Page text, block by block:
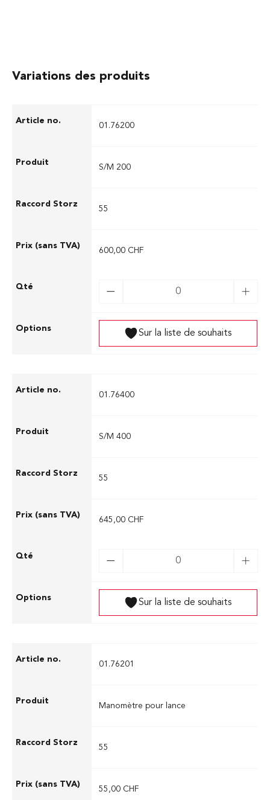
Variations des produits
01.76200
S/M 200
55
600,00 CHF
Sur la liste de souhaits
01.76400
S/M 400
55
645,00 CHF
Sur la liste de souhaits
01.76201
Manomètre pour lance
55
55,00 CHF